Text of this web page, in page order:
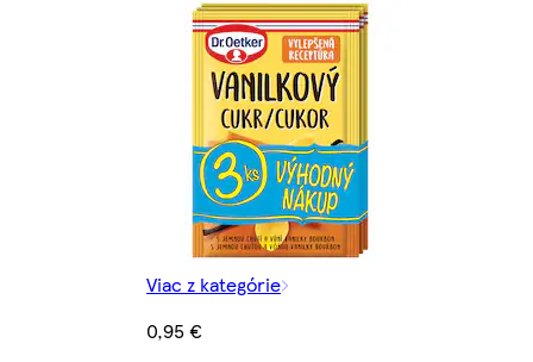
Viac z kategórie
0,95 €